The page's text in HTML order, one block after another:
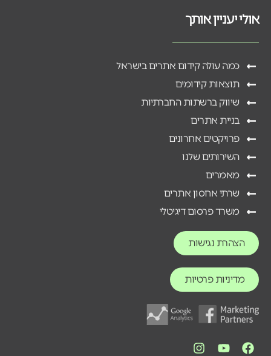
אולי יעניין אותך
כמה עולה קידום אתרים בישראל
תוצאות קידומים
שיווק ברשתות החברתיות
בניית אתרים
פרויקטים אחרונים
השירותים שלנו
מאמרים
שרתי אחסון אתרים
משרד פרסום דיגיטלי
הצהרת נגישות
מדיניות פרטיות